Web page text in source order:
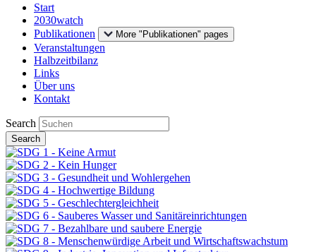
Start
2030watch
Publikationen
More "Publikationen" pages
Veranstaltungen
Halbzeitbilanz
Links
Über uns
Kontakt
Search